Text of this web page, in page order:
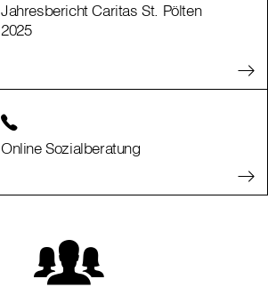
Jahresbericht Caritas St. Pölten
2025
Online Sozialberatung